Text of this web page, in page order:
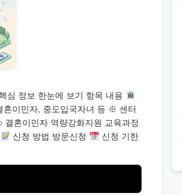
심 정보 한눈에 보기 항목 내용
혼이민자, 중도입국자녀 등 ※ 센터
결혼이민자 역량강화지원 교육과정
신청 방법 방문신청
신청 기한